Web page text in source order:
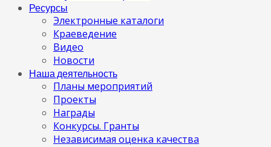
Ресурсы
Электронные каталоги
Краеведение
Видео
Новости
Наша деятельность
Планы мероприятий
Проекты
Награды
Конкурсы. Гранты
Независимая оценка качества